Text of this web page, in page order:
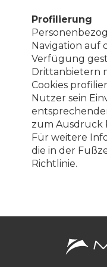
Profilierung
Navigation auf
Verfügung
Drittanbietern
Cookies
Nutzer sein
zum Ausdruck
Für weitere
die in der
Richtlinie.